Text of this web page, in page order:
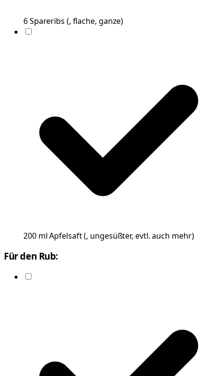
6Spareribs (, flache, ganze)
200 mlApfelsaft(, ungesüßter, evtl. auch mehr)
Für den Rub: